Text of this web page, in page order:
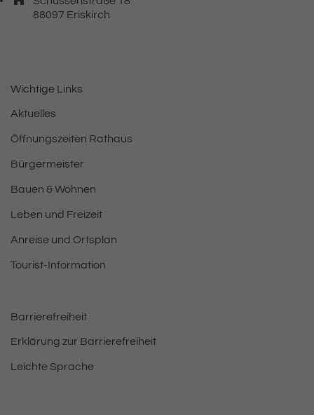
88097 , 8 8 0 9 7
Eriskirch
Wichtige Links
Aktuelles
Öffnungszeiten Rathaus
Bürgermeister
Bauen & Wohnen
Leben und Freizeit
Anreise und Ortsplan
Tourist-Information
Barrierefreiheit
Erklärung zur Barrierefreiheit
Leichte Sprache